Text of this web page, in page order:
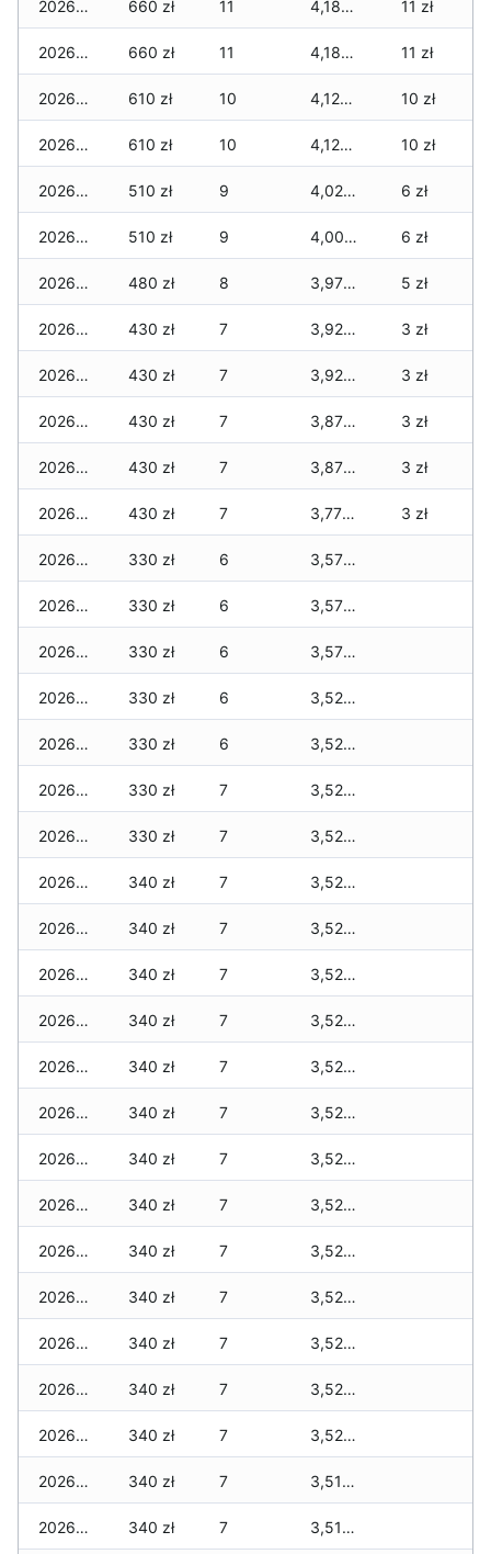
2026-05-08 660 zł 11 4,180 zł 11 zł
2026-05-07 660 zł 11 4,180 zł 11 zł
2026-05-06 610 zł 10 4,120 zł 10 zł
2026-05-05 610 zł 10 4,120 zł 10 zł
2026-05-04 510 zł 9 4,020 zł 6 zł
2026-05-03 510 zł 9 4,000 zł 6 zł
2026-05-02 480 zł 8 3,970 zł 5 zł
2026-05-01 430 zł 7 3,920 zł 3 zł
2026-04-30 430 zł 7 3,920 zł 3 zł
2026-04-29 430 zł 7 3,870 zł 3 zł
2026-04-28 430 zł 7 3,870 zł 3 zł
2026-04-27 430 zł 7 3,770 zł 3 zł
2026-04-26 330 zł 6 3,570 zł
2026-04-25 330 zł 6 3,570 zł
2026-04-24 330 zł 6 3,570 zł
2026-04-23 330 zł 6 3,520 zł
2026-04-22 330 zł 6 3,520 zł
2026-04-21 330 zł 7 3,520 zł
2026-04-20 330 zł 7 3,520 zł
2026-04-19 340 zł 7 3,520 zł
2026-04-18 340 zł 7 3,520 zł
2026-04-17 340 zł 7 3,520 zł
2026-04-16 340 zł 7 3,520 zł
2026-04-15 340 zł 7 3,520 zł
2026-04-14 340 zł 7 3,520 zł
2026-04-13 340 zł 7 3,520 zł
2026-04-12 340 zł 7 3,520 zł
2026-04-11 340 zł 7 3,520 zł
2026-04-10 340 zł 7 3,520 zł
2026-04-09 340 zł 7 3,520 zł
2026-04-08 340 zł 7 3,520 zł
2026-04-07 340 zł 7 3,520 zł
2026-04-06 340 zł 7 3,510 zł
2026-04-05 340 zł 7 3,510 zł